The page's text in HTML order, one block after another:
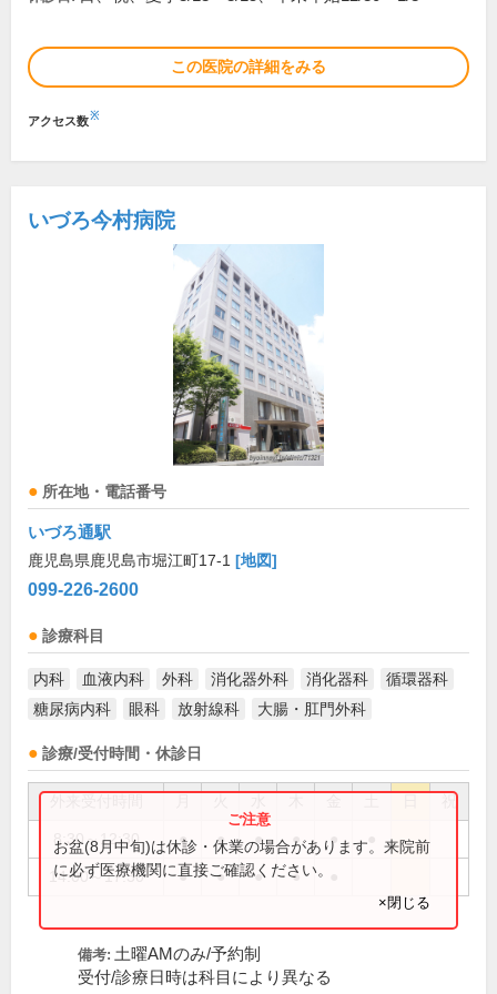
この医院の詳細をみる
アクセス数※
いづろ今村病院
所在地・電話番号
いづろ通駅
鹿児島県鹿児島市堀江町17-1 [地図]
099-226-2600
診療科目
内科 血液内科 外科 消化器外科 消化器科
循環器科
糖尿病内科
眼科 放射線科 大腸・肛門外科
診療/受付時間・休診日
祝
8:30～12:30 ● ● ● ● ●
14:00～17:30 ● ● ● ●
お盆(8月中旬)は休診・休業の場合があります。来院前
に必ず医療機関に直接ご確認ください。
×閉じる
備考: 土曜AMのみ/予約制
受付/診療日時は科目により異なる